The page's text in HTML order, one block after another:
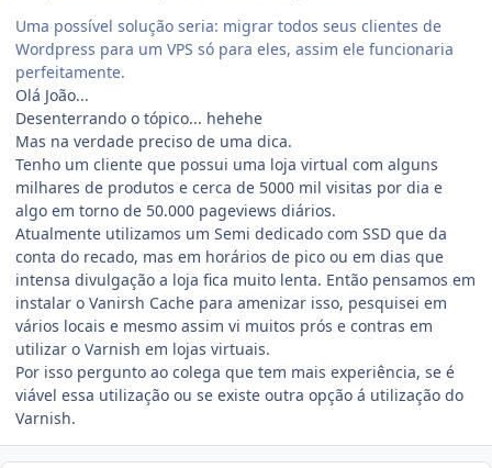
Uma possível solução seria: migrar todos seus clientes de
Wordpress para um VPS só para eles, assim ele funcionaria
perfeitamente.
Olá João...
Desenterrando o tópico... hehehe
Mas na verdade preciso de uma dica.
Tenho um cliente que possui uma loja virtual com alguns
milhares de produtos e cerca de 5000 mil visitas por dia e
algo em torno de 50.000 pageviews diários.
Atualmente utilizamos um Semi dedicado com SSD que da
conta do recado, mas em horários de pico ou em dias que
intensa divulgação a loja fica muito lenta. Então pensamos em
instalar o Vanirsh Cache para amenizar isso, pesquisei em
vários locais e mesmo assim vi muitos prós e contras em
utilizar o Varnish em lojas virtuais.
Por isso pergunto ao colega que tem mais experiência, se é
viável essa utilização ou se existe outra opção á utilização do
Varnish.